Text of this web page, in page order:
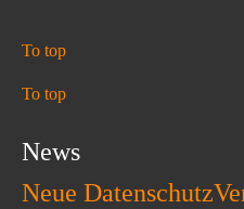
To top
To top
News
Neue